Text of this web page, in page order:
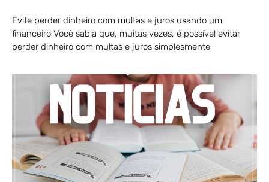
Evite perder dinheiro com multas e juros usando um
financeiro Você sabia que, muitas vezes, é possível evitar
perder dinheiro com multas e juros simplesmente